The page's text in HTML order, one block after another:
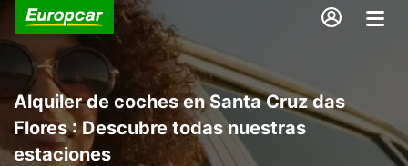
Alquiler de coches en Santa Cruz das
Flores : Descubre todas nuestras
estaciones